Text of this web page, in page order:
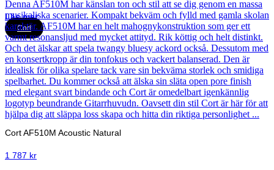
Läs mer
Cort
Cort AF510M Acoustic Natural
1 787 kr